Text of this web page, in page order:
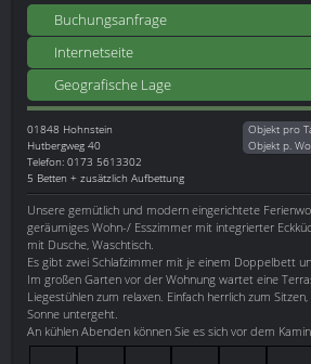
Buchungsanfrage
Internetseite
Geografische Lage
01848 Hohnstein
Hutbergweg 40
Telefon: 0173 5613302
5 Betten + zusätzlich Aufbettung
Objekt pro
Objekt p.
Unsere gemütlich und modern eingerichtete
geräumiges Wohn-/ Esszimmer mit integrierter
mit Dusche, Waschtisch.
Es gibt zwei Schlafzimmer mit je einem Doppelbett
Im großen Garten vor der Wohnung wartet eine
Liegestühlen zum relaxen. Einfach herrlich zum
Sonne untergeht.
An kühlen Abenden können Sie es sich vor dem